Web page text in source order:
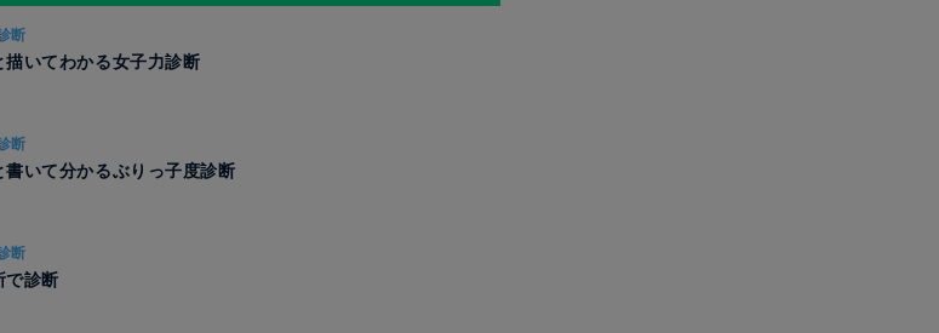
断
描いてわかる女子力診断
断
書いて分かるぶりっ子度診断
断
で診断